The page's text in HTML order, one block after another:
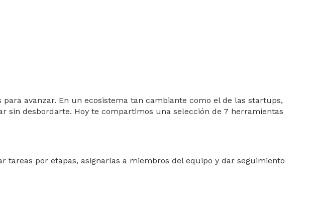
avanzar. En un ecosistema tan cambiante como el de las startups,
desbordarte. Hoy te compartimos una selección de 7 herramientas
tareas por etapas, asignarlas a miembros del equipo y dar seguimiento